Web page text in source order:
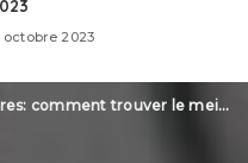
2023
trouver le meilleur rapport qualité-prix?